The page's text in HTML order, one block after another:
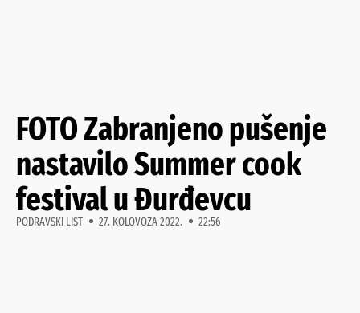
FOTO Zabranjeno pušenje
nastavilo Summer cook
festival u Đurđevcu
PODRAVSKI LIST 27. KOLOVOZA 2022. 22:56